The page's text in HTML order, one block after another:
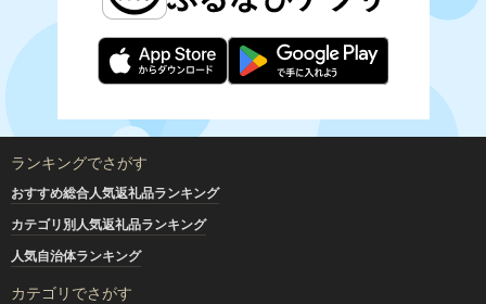
ランキングでさがす
おすすめ総合人気返礼品ランキング
カテゴリ別人気返礼品ランキング
人気自治体ランキング
カテゴリでさがす